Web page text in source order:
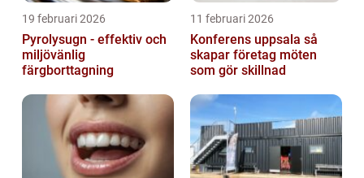
19 februari 2026
Pyrolysugn - effektiv och
miljövänlig
färgborttagning
11 februari 2026
Konferens uppsala så
skapar företag möten
som gör skillnad